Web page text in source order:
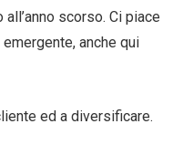
scorso. Ci piace
anche qui
ed a diversificare.